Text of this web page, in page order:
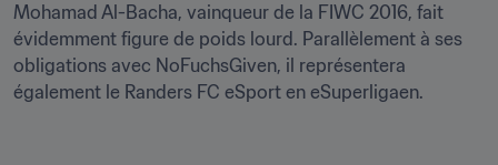
Mohamad Al-Bacha, vainqueur de la FIWC 2016, fait
évidemment figure de poids lourd. Parallèlement à ses
obligations avec NoFuchsGiven, il représentera
également le Randers FC eSport en eSuperligaen.